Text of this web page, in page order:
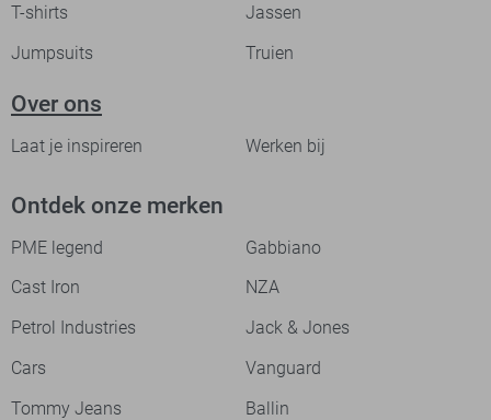
T-shirts
Jassen
Jumpsuits
Truien
Over ons
Laat je inspireren Werken bij
Ontdek onze merken
PME legend
Gabbiano
Cast Iron
NZA
Petrol Industries
Jack & Jones
Cars
Vanguard
Tommy Jeans
Ballin